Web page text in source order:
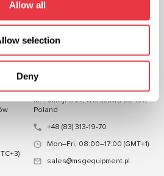
Allow all
selection
Deny
ul. Familijna 27, Warszawa 03-197,
Poland
+48 (83) 313-19-70
Mon–Fri, 08:00–17:00 (GMT+1)
sales@msgequipment.pl